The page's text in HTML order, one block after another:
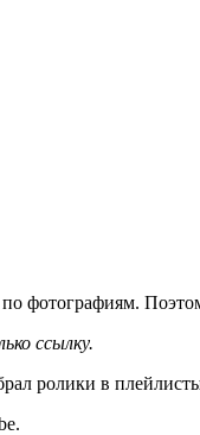
фотографиям.
ссылку.
ролики в